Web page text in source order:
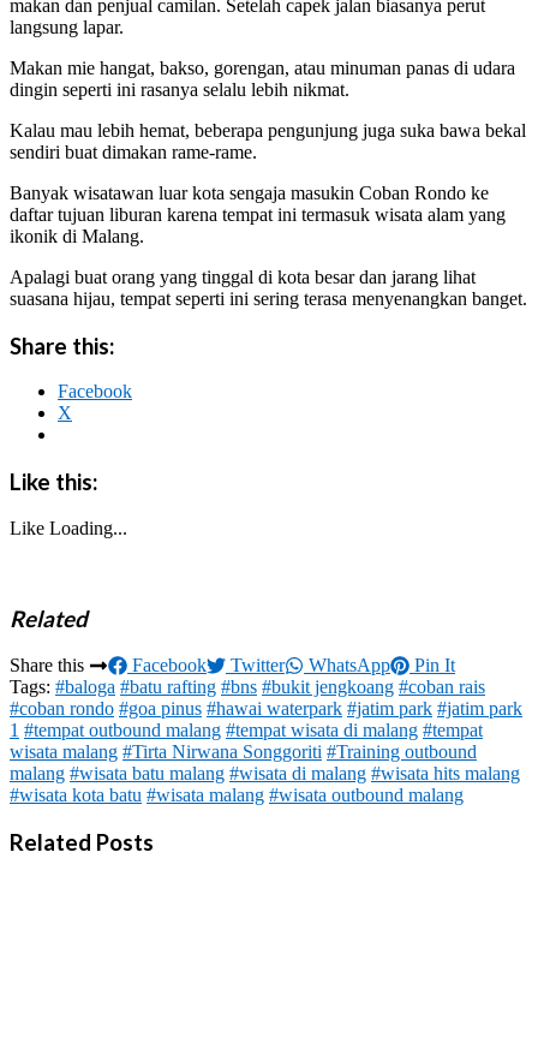
makan dan penjual camilan. Setelah capek jalan biasanya perut
langsung lapar.
Makan mie hangat, bakso, gorengan, atau minuman panas di udara
dingin seperti ini rasanya selalu lebih nikmat.
Kalau mau lebih hemat, beberapa pengunjung juga suka bawa bekal
sendiri buat dimakan rame-rame.
Banyak wisatawan luar kota sengaja masukin Coban Rondo ke
daftar tujuan liburan karena tempat ini termasuk wisata alam yang
ikonik di Malang.
Apalagi buat orang yang tinggal di kota besar dan jarang lihat
suasana hijau, tempat seperti ini sering terasa menyenangkan banget.
Share this:
Facebook
X
Like this:
Like Loading...
Related
Share this Facebook Twitter WhatsApp
Pin It
Tags: #baloga #batu rafting #bns #bukit jengkoang #coban rais
#coban rondo #goa pinus #hawai waterpark #jatim park #jatim park
1 #tempat outbound malang #tempat wisata di malang #tempat
wisata malang #Tirta Nirwana Songgoriti #Training outbound
malang #wisata batu malang #wisata di malang #wisata hits malang
#wisata kota batu #wisata malang #wisata outbound malang
Related Posts